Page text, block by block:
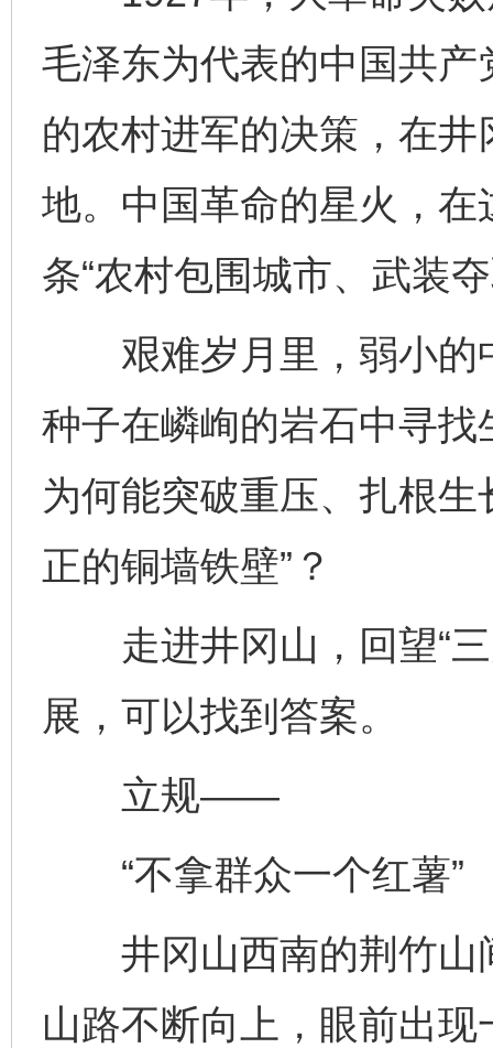
毛泽东为代表的中国共
的农村进军的决策，在
地。中国革命的星火，
条“农村包围城市、武装
艰难岁月里，弱小的
种子在嶙峋的岩石中寻
为何能突破重压、扎根
正的铜墙铁壁”？
走进井冈山，回望“三
展，可以找到答案。
立规——
“不拿群众一个红薯”
井冈山西南的荆竹山
山路不断向上，眼前出